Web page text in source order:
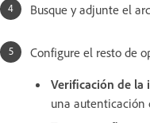
Busque y adjunte el
Configure el resto de
Verificación de la
una autenticación